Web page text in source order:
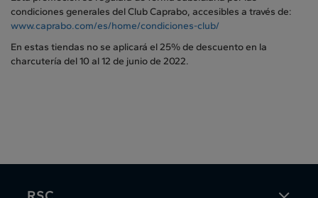
condiciones generales del Club Caprabo, accesibles a través de:
www.caprabo.com/es/home/condiciones-club/
En estas tiendas no se aplicará el 25% de descuento en la
charcutería del 10 al 12 de junio de 2022.